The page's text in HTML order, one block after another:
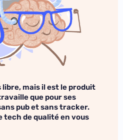
mais il est le produit
que pour ses
pub et sans tracker.
tech de qualité en vous